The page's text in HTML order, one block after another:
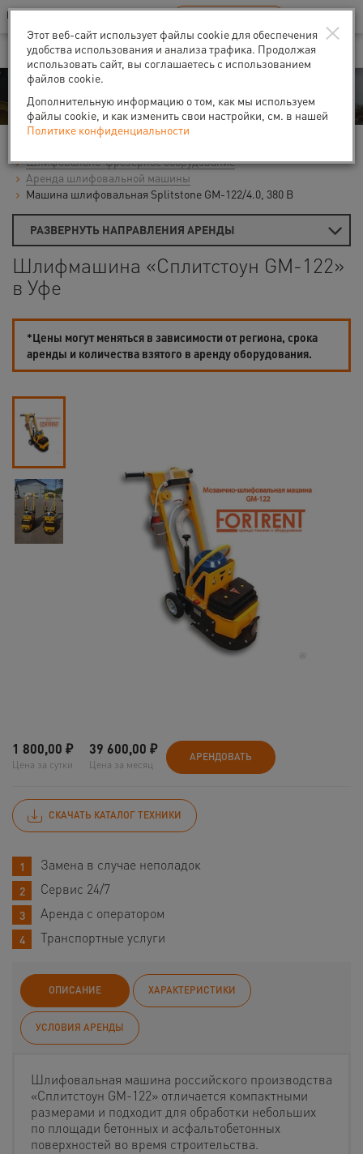
Ваш город:Уфа
В Вашем регионе нет наших офисов RU EN
Аренда
Шлифовально-фрезерное оборудование
Аренда шлифовальной машины
Машина шлифовальная Splitstone GM-122/4.0, 380 В
РАЗВЕРНУТЬ НАПРАВЛЕНИЯ АРЕНДЫ
Шлифмашина «Сплитстоун GM-122»
в Уфе
*Цены могут меняться в зависимости от региона, срока
аренды и количества взятого в аренду оборудования.
1 800,00 ₽
Цена за сутки
39 600,00 ₽
Цена за месяц
АРЕНДОВАТЬ
СКАЧАТЬ КАТАЛОГ ТЕХНИКИ
Замена в случае неполадок
Сервис 24/7
Аренда с оператором
Транспортные услуги
ОПИСАНИЕ ХАРАКТЕРИСТИКИ
УСЛОВИЯ АРЕНДЫ
Шлифовальная машина российского производства
«Сплитстоун GM-122» отличается компактными
размерами и подходит для обработки небольших
по площади бетонных и асфальтобетонных
поверхностей во время строительства.
×
Этот веб-сайт использует файлы cookie для обеспечения
удобства использования и анализа трафика. Продолжая
использовать сайт, вы соглашаетесь с использованием
файлов cookie.
Дополнительную информацию о том, как мы используем
файлы cookie, и как изменить свои настройки, см. в нашей
Политике конфиденциальности